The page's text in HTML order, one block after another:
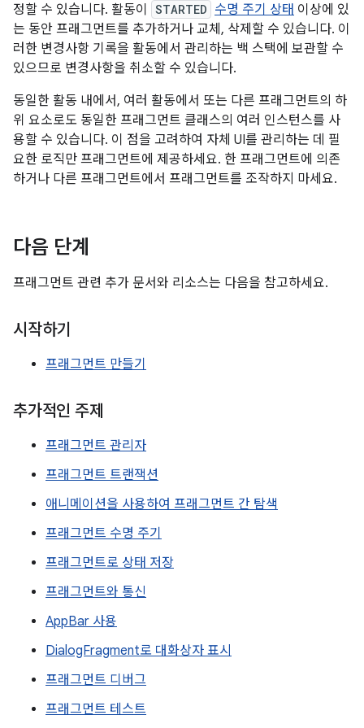
정할 수 있습니다. 활동이
STARTED 수명 주기 상태 이상에 있
는 동안 프래그먼트를 추가하거나 교체, 삭제할 수 있습니다. 이
러한 변경사항 기록을 활동에서 관리하는 백 스택에 보관할 수
있으므로 변경사항을 취소할 수 있습니다.
동일한 활동 내에서, 여러 활동에서 또는 다른 프래그먼트의 하
위 요소로도 동일한 프래그먼트 클래스의 여러 인스턴스를 사
용할 수 있습니다. 이 점을 고려하여 자체 UI를 관리하는 데 필
요한 로직만 프래그먼트에 제공하세요. 한 프래그먼트에 의존
하거나 다른 프래그먼트에서 프래그먼트를 조작하지 마세요.
다음 단계
프래그먼트 관련 추가 문서와 리소스는 다음을 참고하세요.
시작하기
프래그먼트 만들기
추가적인 주제
프래그먼트 관리자
프래그먼트 트랜잭션
애니메이션을 사용하여 프래그먼트 간 탐색
프래그먼트 수명 주기
프래그먼트로 상태 저장
프래그먼트와 통신
AppBar 사용
DialogFragment로 대화상자 표시
프래그먼트 디버그
프래그먼트 테스트